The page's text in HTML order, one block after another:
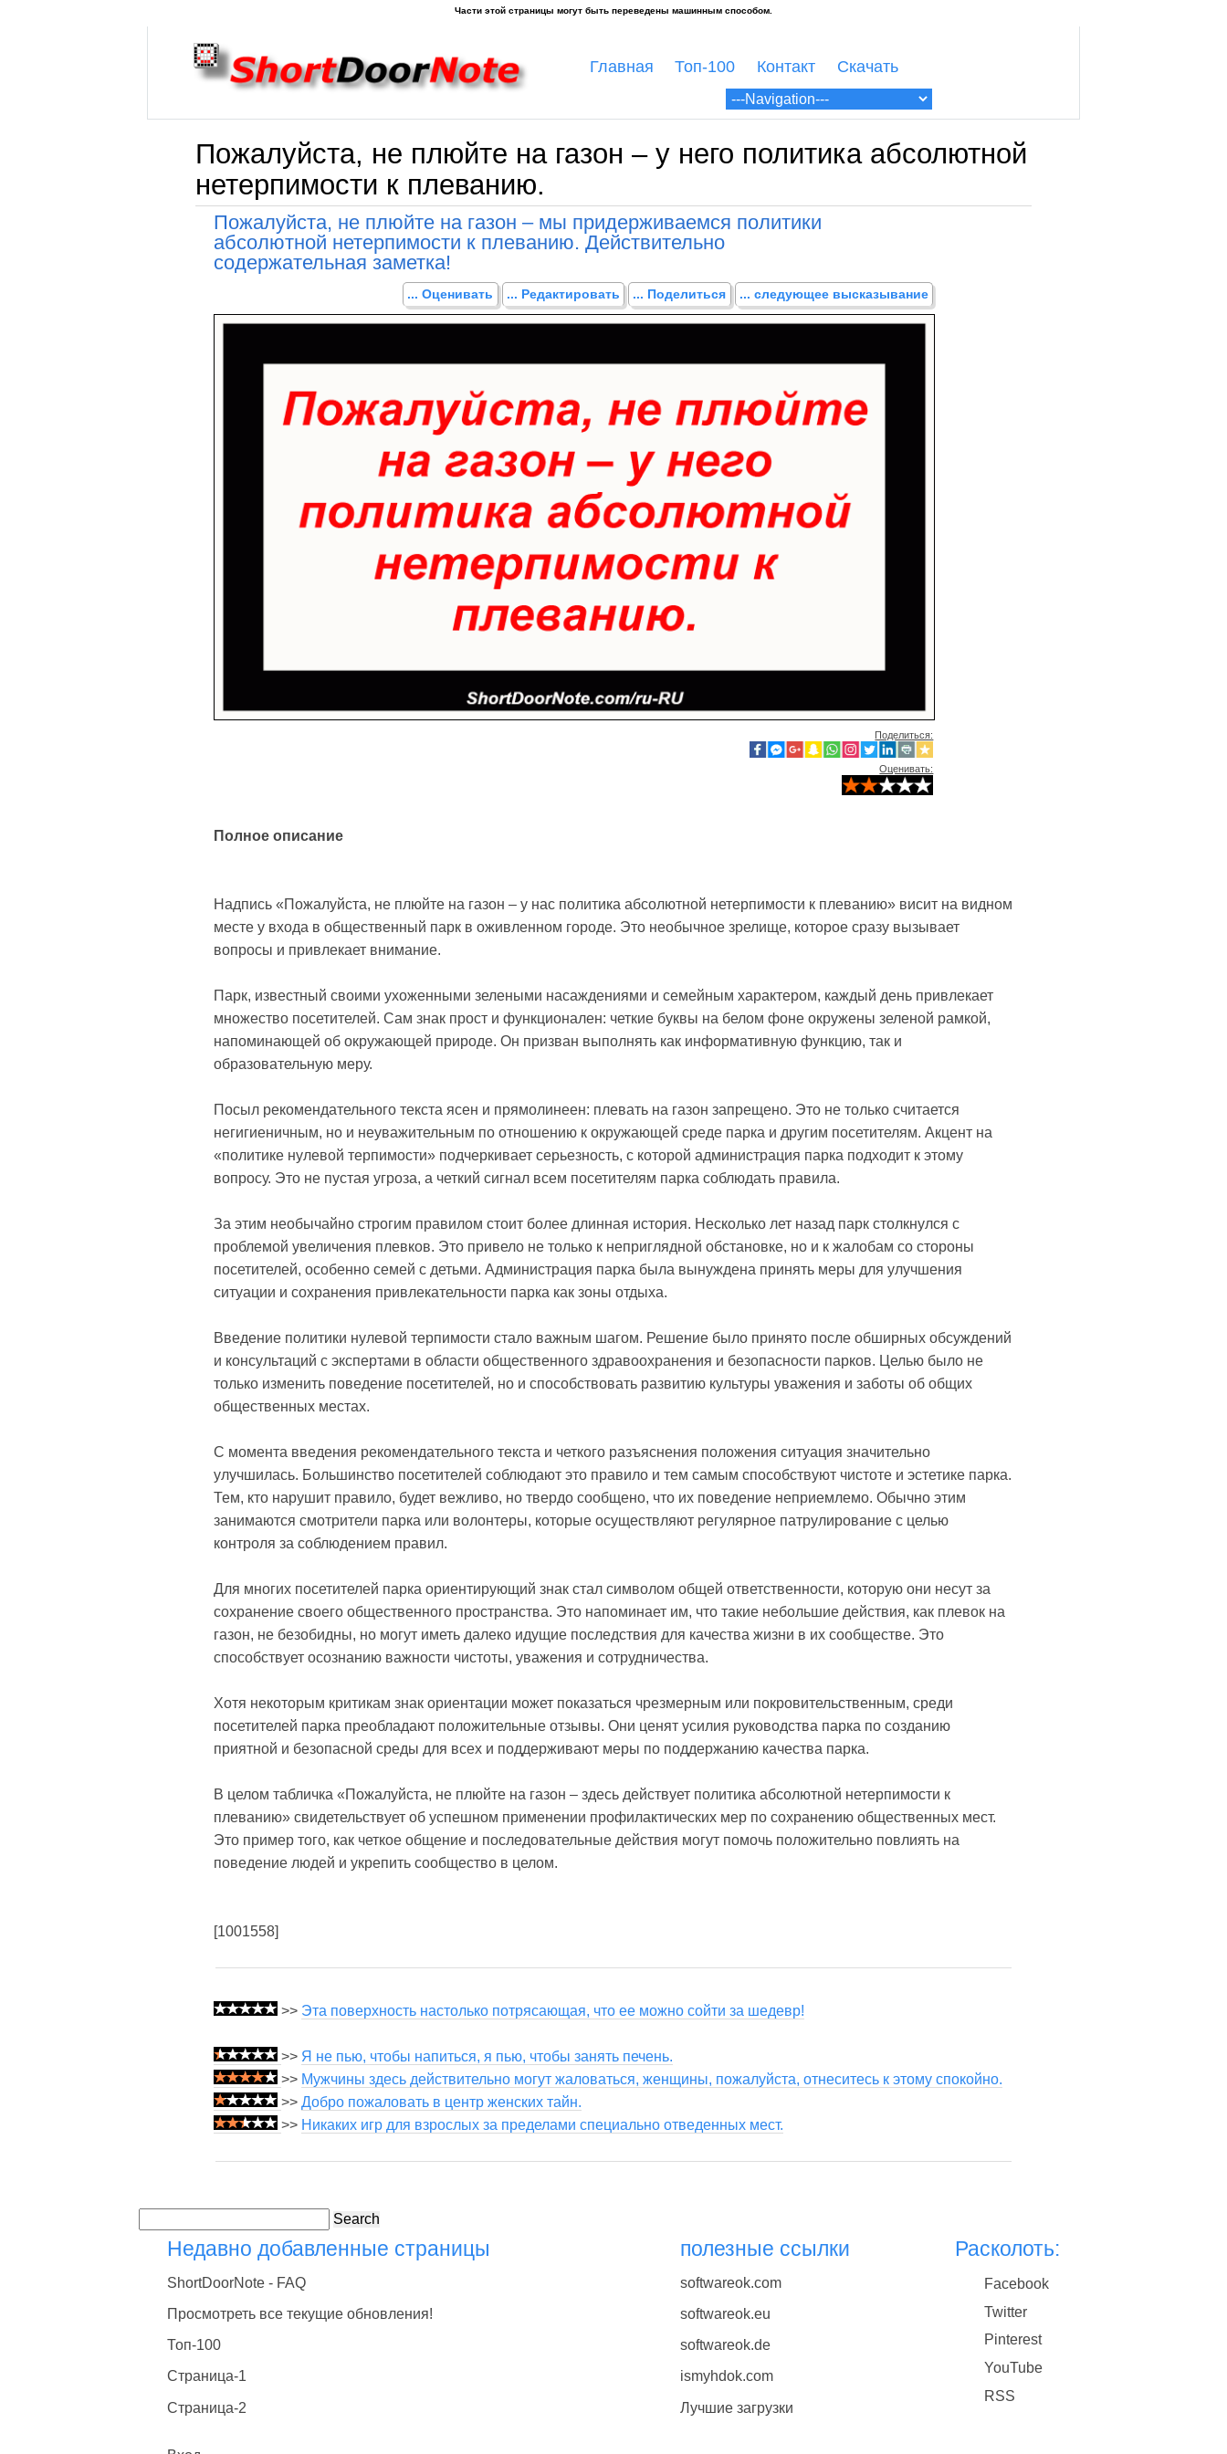
Главная Топ-100 Контакт Скачать
Пожалуйста, не плюйте на газон – у него политика абсолютной
нетерпимости к плеванию.
Пожалуйста, не плюйте на газон – мы придерживаемся политики
абсолютной нетерпимости к плеванию. Действительно
содержательная заметка!
... Оценивать ... Редактировать ... Поделиться ... следующее высказывание
Поделиться:
Оценивать:
Полное описание
Надпись «Пожалуйста, не плюйте на газон – у нас политика абсолютной нетерпимости к плеванию» висит на видном
месте у входа в общественный парк в оживленном городе. Это необычное зрелище, которое сразу вызывает
вопросы и привлекает внимание.
Парк, известный своими ухоженными зелеными насаждениями и семейным характером, каждый день привлекает
множество посетителей. Сам знак прост и функционален: четкие буквы на белом фоне окружены зеленой рамкой,
напоминающей об окружающей природе. Он призван выполнять как информативную функцию, так и
образовательную меру.
Посыл рекомендательного текста ясен и прямолинеен: плевать на газон запрещено. Это не только считается
негигиеничным, но и неуважительным по отношению к окружающей среде парка и другим посетителям. Акцент на
«политике нулевой терпимости» подчеркивает серьезность, с которой администрация парка подходит к этому
вопросу. Это не пустая угроза, а четкий сигнал всем посетителям парка соблюдать правила.
За этим необычайно строгим правилом стоит более длинная история. Несколько лет назад парк столкнулся с
проблемой увеличения плевков. Это привело не только к неприглядной обстановке, но и к жалобам со стороны
посетителей, особенно семей с детьми. Администрация парка была вынуждена принять меры для улучшения
ситуации и сохранения привлекательности парка как зоны отдыха.
Введение политики нулевой терпимости стало важным шагом. Решение было принято после обширных обсуждений
и консультаций с экспертами в области общественного здравоохранения и безопасности парков. Целью было не
только изменить поведение посетителей, но и способствовать развитию культуры уважения и заботы об общих
общественных местах.
С момента введения рекомендательного текста и четкого разъяснения положения ситуация значительно
улучшилась. Большинство посетителей соблюдают это правило и тем самым способствуют чистоте и эстетике парка.
Тем, кто нарушит правило, будет вежливо, но твердо сообщено, что их поведение неприемлемо. Обычно этим
занимаются смотрители парка или волонтеры, которые осуществляют регулярное патрулирование с целью
контроля за соблюдением правил.
Для многих посетителей парка ориентирующий знак стал символом общей ответственности, которую они несут за
сохранение своего общественного пространства. Это напоминает им, что такие небольшие действия, как плевок на
газон, не безобидны, но могут иметь далеко идущие последствия для качества жизни в их сообществе. Это
способствует осознанию важности чистоты, уважения и сотрудничества.
Хотя некоторым критикам знак ориентации может показаться чрезмерным или покровительственным, среди
посетителей парка преобладают положительные отзывы. Они ценят усилия руководства парка по созданию
приятной и безопасной среды для всех и поддерживают меры по поддержанию качества парка.
В целом табличка «Пожалуйста, не плюйте на газон – здесь действует политика абсолютной нетерпимости к
плеванию» свидетельствует об успешном применении профилактических мер по сохранению общественных мест.
Это пример того, как четкое общение и последовательные действия могут помочь положительно повлиять на
поведение людей и укрепить сообщество в целом.
[1001558]
>> Эта поверхность настолько потрясающая, что ее можно сойти за шедевр!
>> Я не пью, чтобы напиться, я пью, чтобы занять печень.
>> Мужчины здесь действительно могут жаловаться, женщины, пожалуйста, отнеситесь к этому спокойно.
>> Добро пожаловать в центр женских тайн.
>> Никаких игр для взрослых за пределами специально отведенных мест.
Search
Недавно добавленные страницы
ShortDoorNote - FAQ
Просмотреть все текущие обновления!
Топ-100
Страница-1
Страница-2
полезные ссылки
softwareok.com
softwareok.eu
softwareok.de
ismyhdok.com
Лучшие загрузки
Расколоть:
Facebook
Twitter
Pinterest
YouTube
RSS